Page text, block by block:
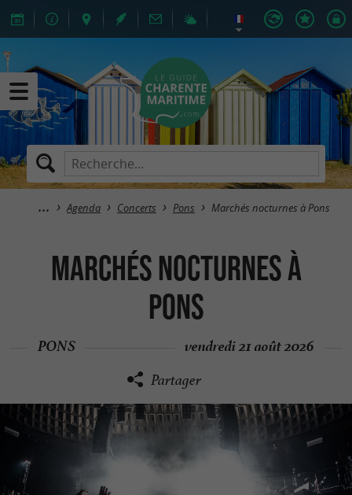
Agenda Concerts Pons Marchés nocturnes à Pons
Marchés nocturnes à
Pons
PONS vendredi 21 août 2026
Partager